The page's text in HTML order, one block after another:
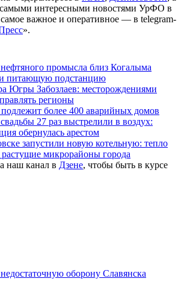
самыми интересными новостями УрФО в
важное и оперативное — в telegram-
».
промысла близ Когалыма
питающую подстанцию
Югры Забозлаев: месторождениями
регионы
более 400 аварийных домов
27 раз выстрелили в воздух:
обернулась арестом
запустили новую котельную: тепло
микрорайоны города
наш канал в Дзене, чтобы быть в курсе
оборону Славянска